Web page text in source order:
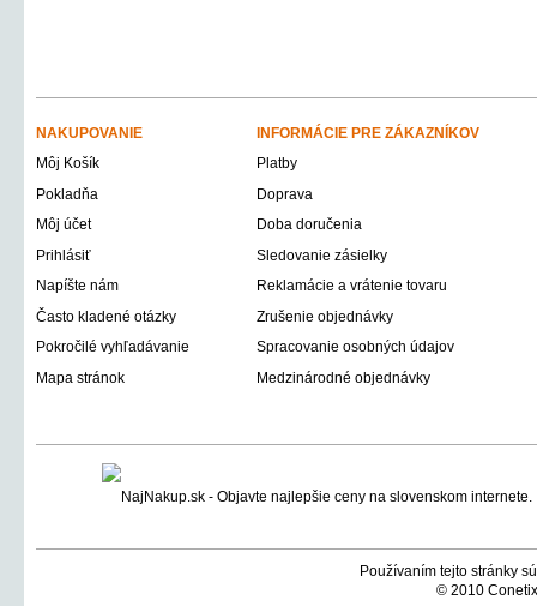
NAKUPOVANIE
INFORMÁCIE PRE ZÁKAZNÍKOV
Môj Košík
Platby
Pokladňa
Doprava
Môj účet
Doba doručenia
Prihlásiť
Sledovanie zásielky
Napíšte nám
Reklamácie a vrátenie tovaru
Často kladené otázky
Zrušenie objednávky
Pokročilé vyhľadávanie
Spracovanie osobných údajov
Mapa stránok
Medzinárodné objednávky
Používaním tejto stránky
© 2010